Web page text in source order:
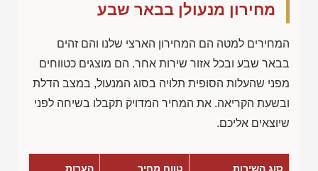
מחירון מנעולן בבאר שבע
המחירים למטה הם המחירון הארצי שלנו והם זהים
בבאר שבע ובכל אזור שירות אחר. הם מוצגים כטווחים
מפני שהעלות הסופית תלויה בסוג המנעול, במצב הדלת
ובשעת הקריאה. את המחיר המדויק תקבלו בשיחה לפני
שיוצאים אליכם.
סוג השירות טווח מחיר הערות